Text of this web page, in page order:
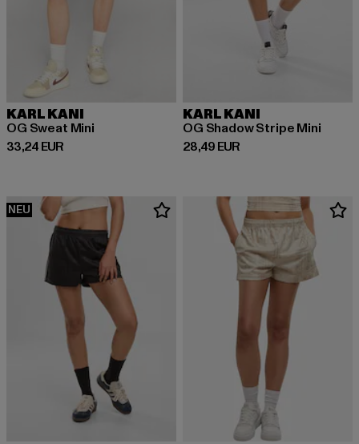
KARL KANI
OG Sweat Mini
33,24 EUR
Derzeitiger Preis: 33,24 EUR
KARL KANI
OG Shadow Stripe Mini
28,49 EUR
Derzeitiger Preis: 28,49 EUR
NEU